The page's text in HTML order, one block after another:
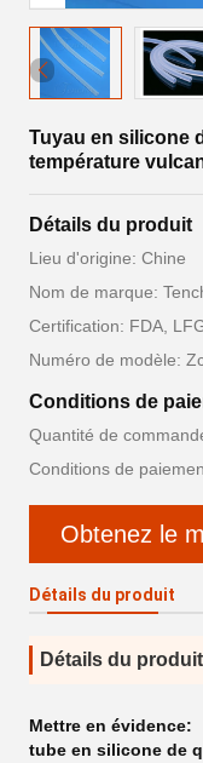
Tuyau en silicone
température
Détails du produit
Lieu d'origine: Chine
Nom de marque:
Certification: FDA,
Numéro de modèle:
Conditions de
Quantité de
Conditions de
Obtenez le
Détails du produit
Détails du produit
Mettre en évidence:
tube en silicone de